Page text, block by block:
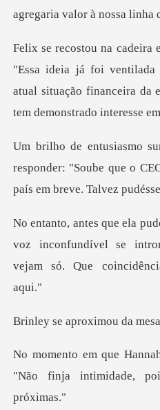
á foi ventilada
atual situação financeira d
responder: "Soube que o
voz inconfundível se
v
mou da
"Não finja intimidade,